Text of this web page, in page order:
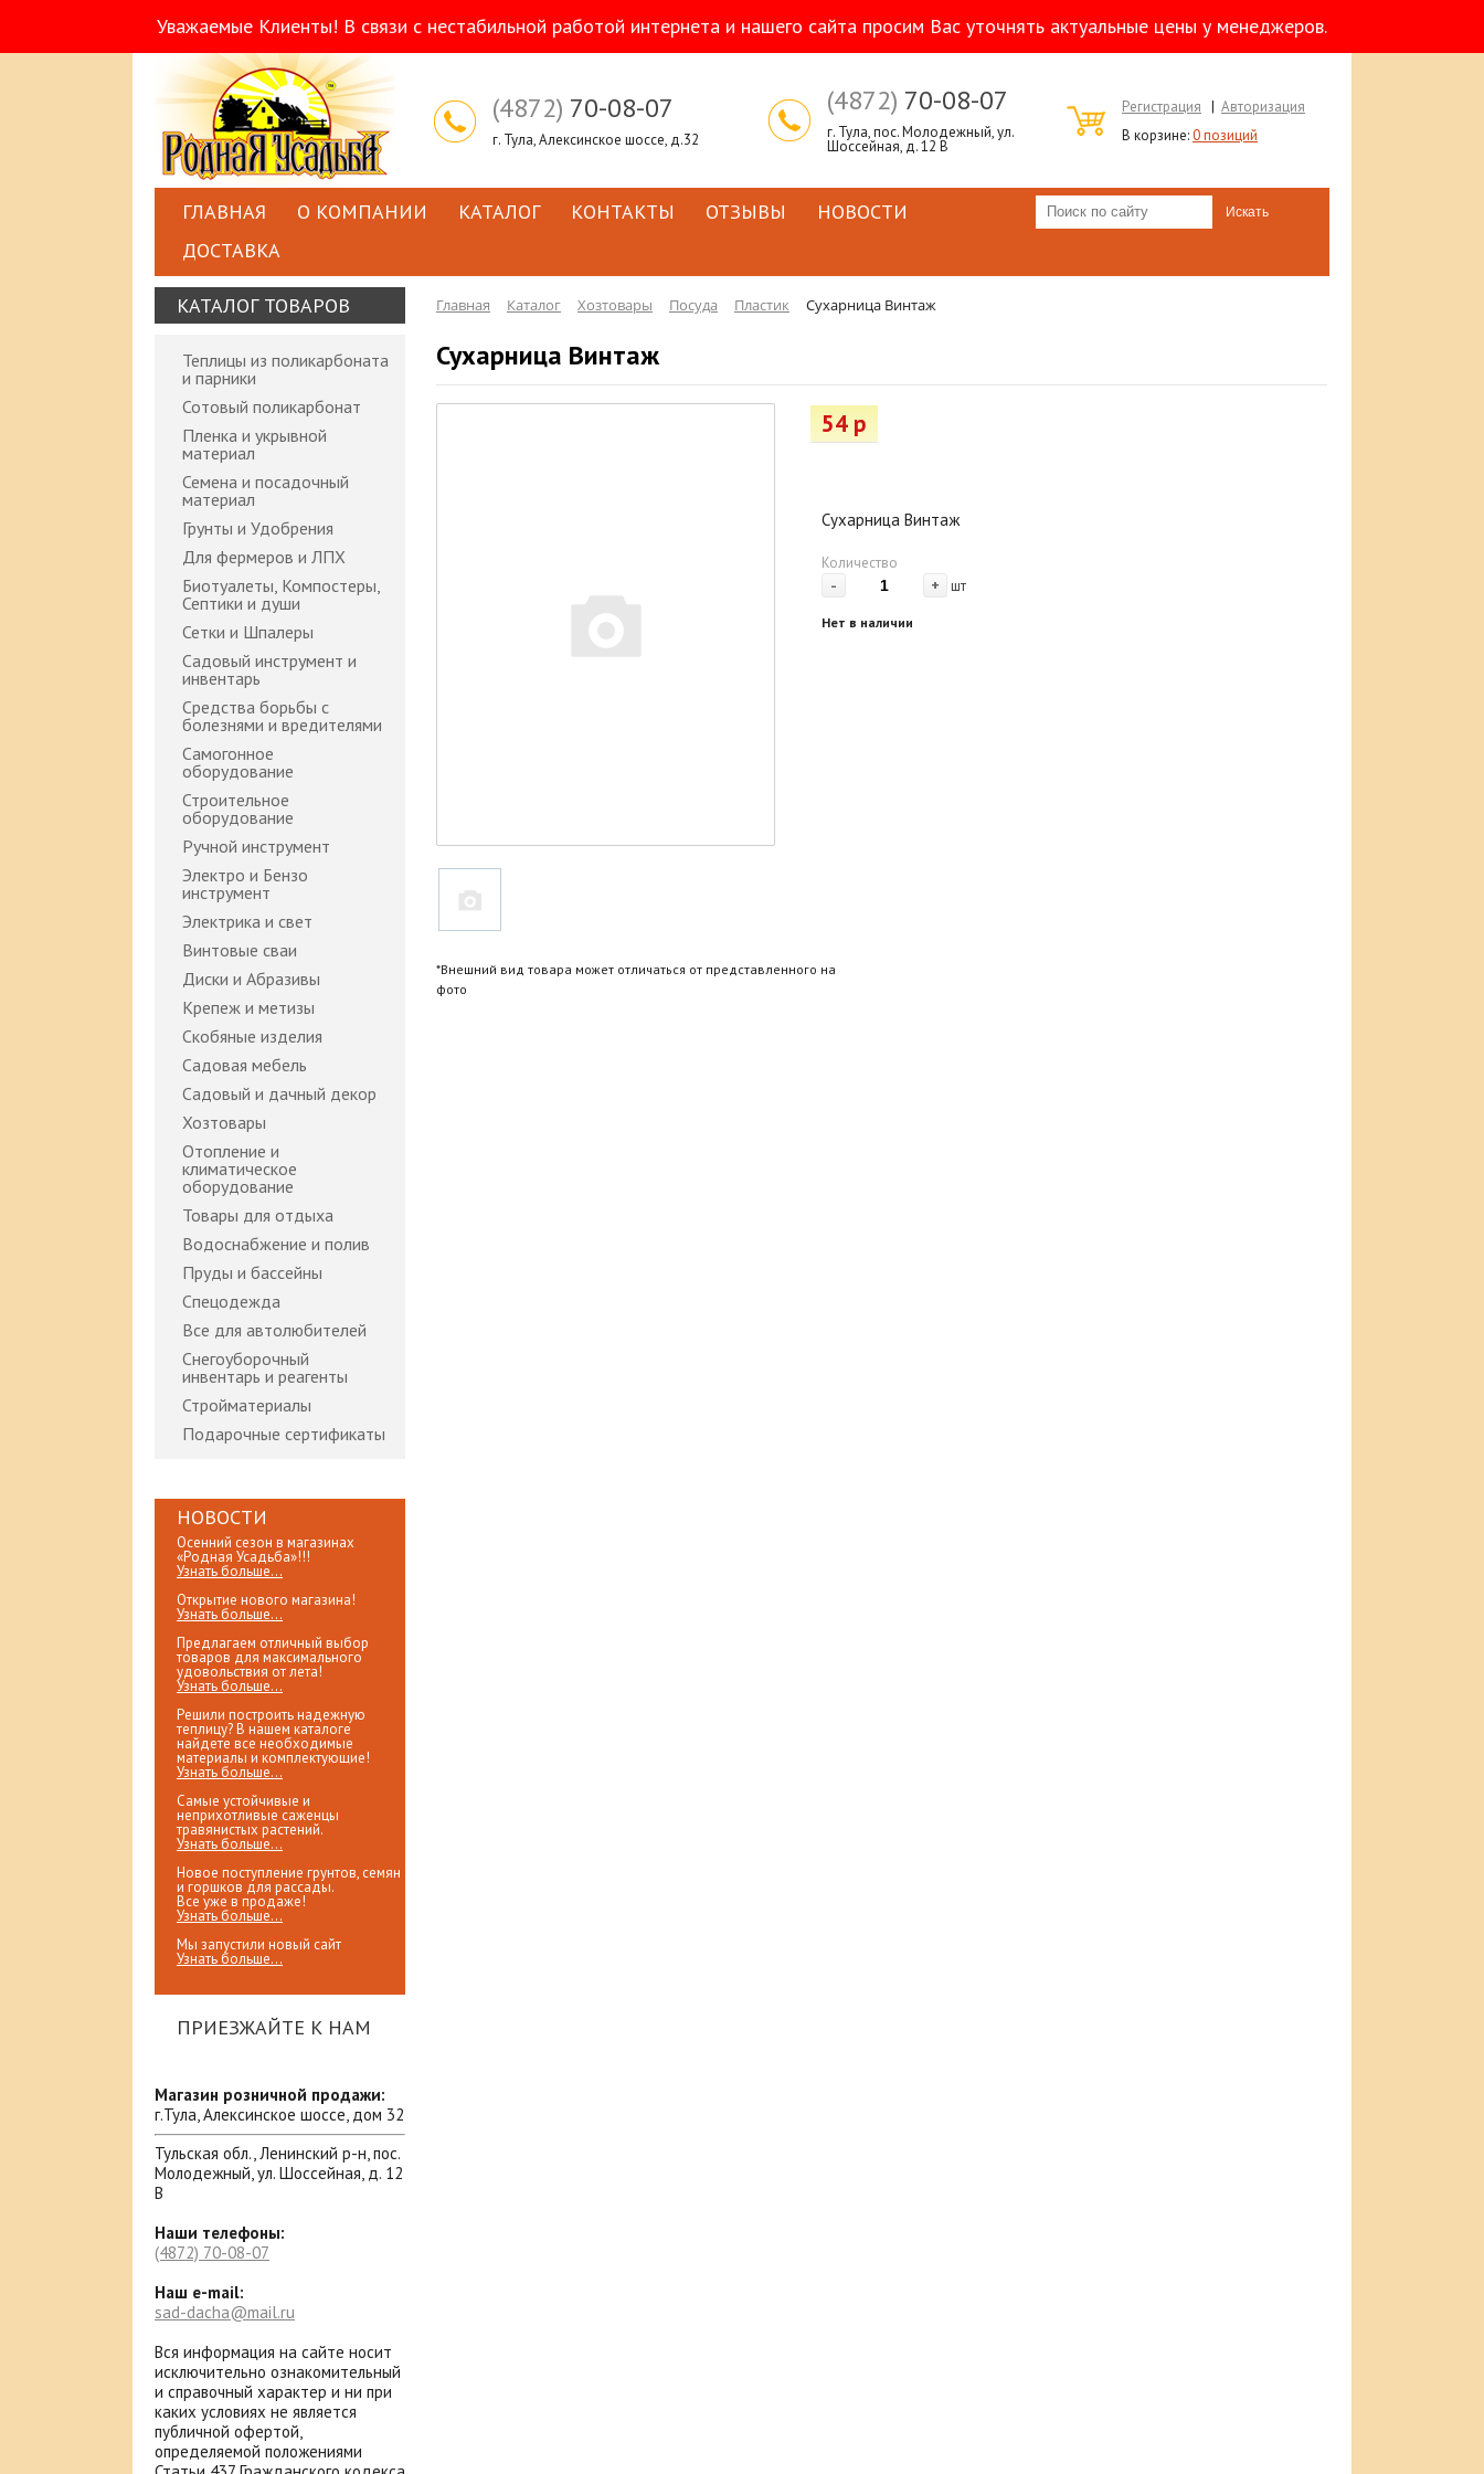
Уважаемые Клиенты! В связи с нестабильной работой интернета и нашего сайта просим Вас уточнять актуальные цены у менеджеров.
(4872) 70-08-07
г. Тула, Алексинское шоссе, д.32
(4872) 70-08-07
г. Тула, пос. Молодежный, ул.
Шоссейная, д. 12 В
Регистрация | Авторизация
В корзине:0 позиций
ГЛАВНАЯ О КОМПАНИИ КАТАЛОГ КОНТАКТЫ ОТЗЫВЫ
НОВОСТИ
ДОСТАВКА
КАТАЛОГ ТОВАРОВ
Теплицы из поликарбоната
и парники
Сотовый поликарбонат
Пленка и укрывной
материал
Семена и посадочный
материал
Грунты и Удобрения
Для фермеров и ЛПХ
Биотуалеты, Компостеры,
Септики и души
Сетки и Шпалеры
Садовый инструмент и
инвентарь
Средства борьбы с
болезнями и вредителями
Самогонное
оборудование
Строительное
оборудование
Ручной инструмент
Электро и Бензо
инструмент
Электрика и свет
Винтовые сваи
Диски и Абразивы
Крепеж и метизы
Скобяные изделия
Садовая мебель
Садовый и дачный декор
Хозтовары
Отопление и
климатическое
оборудование
Товары для отдыха
Водоснабжение и полив
Пруды и бассейны
Спецодежда
Все для автолюбителей
Снегоуборочный
инвентарь и реагенты
Стройматериалы
Подарочные сертификаты
НОВОСТИ
Осенний сезон в магазинах
«Родная Усадьба»!!!
Узнать больше...
Открытие нового магазина!
Узнать больше...
Предлагаем отличный выбор
товаров для максимального
удовольствия от лета!
Узнать больше...
Решили построить надежную
теплицу? В нашем каталоге
найдете все необходимые
материалы и комплектующие!
Узнать больше...
Самые устойчивые и
неприхотливые саженцы
травянистых растений.
Узнать больше...
Новое поступление грунтов, семян
и горшков для рассады.
Все уже в продаже!
Узнать больше...
Мы запустили новый сайт
Узнать больше...
ПРИЕЗЖАЙТЕ К НАМ
Магазин розничной продажи:
г.Тула, Алексинское шоссе, дом 32
Тульская обл., Ленинский р-н, пос.
Молодежный, ул. Шоссейная, д. 12
В
Наши телефоны:
(4872) 70-08-07
Наш e-mail:
sad-dacha@mail.ru
Вся информация на сайте носит
исключительно ознакомительный
и справочный характер и ни при
каких условиях не является
публичной офертой,
определяемой положениями
Главная Каталог Хозтовары Посуда Пластик Сухарница Винтаж
Сухарница Винтаж
54 р
Сухарница Винтаж
Количество
- + шт
Нет в наличии
*Внешний вид товара может отличаться от представленного на
фото